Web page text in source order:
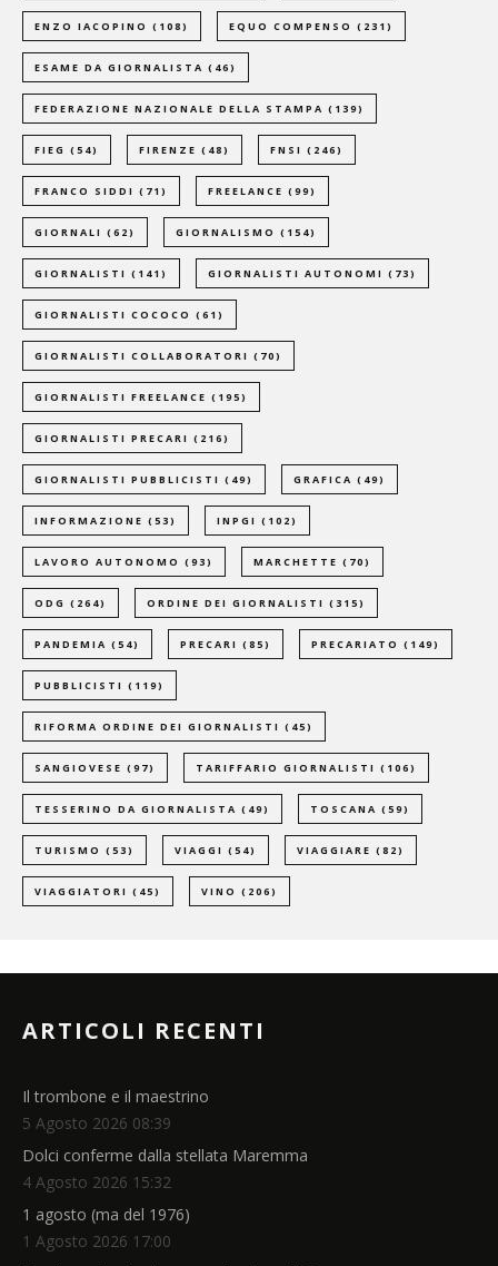
ENZO IACOPINO (108) EQUO COMPENSO (231)
ESAME DA GIORNALISTA (46)
FEDERAZIONE NAZIONALE DELLA STAMPA (139)
FIEG (54) FIRENZE (48) FNSI (246)
FRANCO SIDDI (71) FREELANCE (99)
GIORNALI (62) GIORNALISMO (154)
GIORNALISTI (141) GIORNALISTI AUTONOMI (73)
GIORNALISTI COCOCO (61)
GIORNALISTI COLLABORATORI (70)
GIORNALISTI FREELANCE (195)
GIORNALISTI PRECARI (216)
GIORNALISTI PUBBLICISTI (49) GRAFICA (49)
INFORMAZIONE (53) INPGI (102)
LAVORO AUTONOMO (93) MARCHETTE (70)
ODG (264) ORDINE DEI GIORNALISTI (315)
PANDEMIA (54) PRECARI (85) PRECARIATO (149)
PUBBLICISTI (119)
RIFORMA ORDINE DEI GIORNALISTI (45)
SANGIOVESE (97) TARIFFARIO GIORNALISTI (106)
TESSERINO DA GIORNALISTA (49) TOSCANA (59)
TURISMO (53) VIAGGI (54) VIAGGIARE (82)
VIAGGIATORI (45) VINO (206)
ARTICOLI RECENTI
Il trombone e il maestrino
5 Agosto 2026 08:39
Dolci conferme dalla stellata Maremma
4 Agosto 2026 15:32
1 agosto (ma del 1976)
1 Agosto 2026 17:00